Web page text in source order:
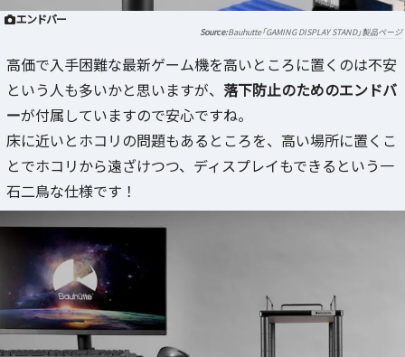
エンドバー
Bauhutte「GAMING DISPLAY STAND」製品ページ
高価で入手困難な最新ゲーム機を高いところに置くのは不安
という人も多いかと思いますが、 落下防止のためのエンドバ
ーが付属していますので安心ですね。
床に近いとホコリの問題もあるところを、高い場所に置くこ
とでホコリから遠ざけつつ、ディスプレイもできるという一
石二鳥な仕様です！